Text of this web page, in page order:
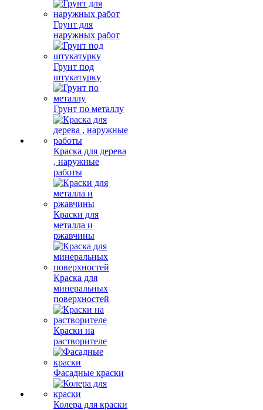
Грунт для
наружных работ
Грунт под
штукатурку
Грунт по металлу
Краска для дерева
, наружные
работы
Краски для
металла и
ржавчины
Краска для
минеральных
поверхностей
Краски на
растворителе
Фасадные краски
Колера для краски